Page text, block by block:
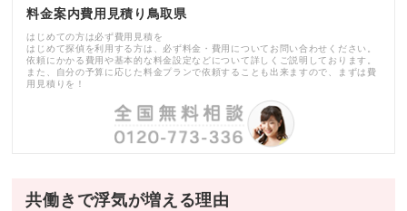
料金案内費用見積り鳥取県
はじめての方は必ず費用見積を
はじめて探偵を利用する方は、必ず料金・費用についてお問い合わせください。
依頼にかかる費用や基本的な料金設定などについて詳しくご説明しております。
また、自分の予算に応じた料金プランで依頼することも出来ますので、まずは費
用見積りを！
共働きで浮気が増える理由